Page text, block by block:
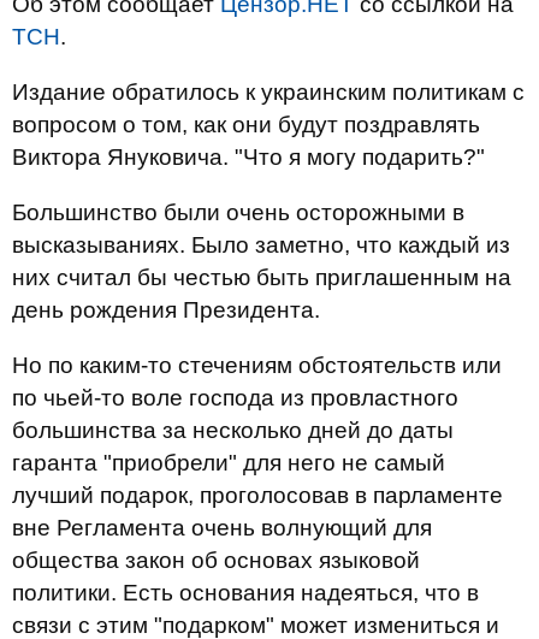
ТСН.
Издание обратилось к украинским политикам с
вопросом о том, как они будут поздравлять
Виктора Януковича. "Что я могу подарить?"
Большинство были очень осторожными в
высказываниях. Было заметно, что каждый из
них считал бы честью быть приглашенным на
день рождения Президента.
Но по каким-то стечениям обстоятельств или
по чьей-то воле господа из провластного
большинства за несколько дней до даты
гаранта "приобрели" для него не самый
лучший подарок, проголосовав в парламенте
вне Регламента очень волнующий для
общества закон об основах языковой
политики. Есть основания надеяться, что в
связи с этим "подарком" может измениться и